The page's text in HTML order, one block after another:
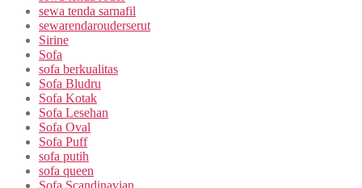
sewa tenda sarnafil
sewarendarouderserut
Sirine
Sofa
sofa berkualitas
Sofa Bludru
Sofa Kotak
Sofa Lesehan
Sofa Oval
Sofa Puff
sofa putih
sofa queen